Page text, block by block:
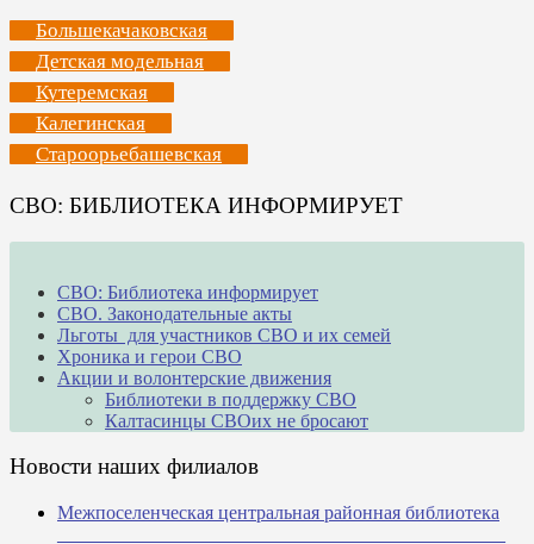
Большекачаковская
Детская модельная
Кутеремская
Калегинская
Староорьебашевская
СВО: БИБЛИОТЕКА ИНФОРМИРУЕТ
СВО: Библиотека информирует
СВО. Законодательные акты
Льготы для участников СВО и их семей
Хроника и герои СВО
Акции и волонтерские движения
Библиотеки в поддержку СВО
Калтасинцы СВОих не бросают
Новости наших филиалов
Межпоселенческая центральная районная библиотека